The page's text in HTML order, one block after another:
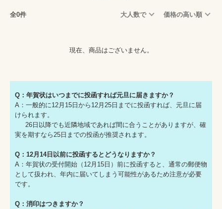
全0件 大人数で 価格の高い順
現在、商品はございません。
Q：年賀状はいつまでに投函すれば元旦に届きますか？
A：一般的に12月15日から12月25日までに投函すれば、元旦に届
けられます。
26日以降でも近隣地域であれば間に合うことがありますが、確
実を期すなら25日までの投函が推奨されます。
Q：12月14日以前に投函するとどうなりますか？
A：年賀状の受付開始（12月15日）前に投函すると、通常の郵便物
として扱われ、年内に届いてしまう可能性があるため注意が必要
です。
Q：消印はつきますか？